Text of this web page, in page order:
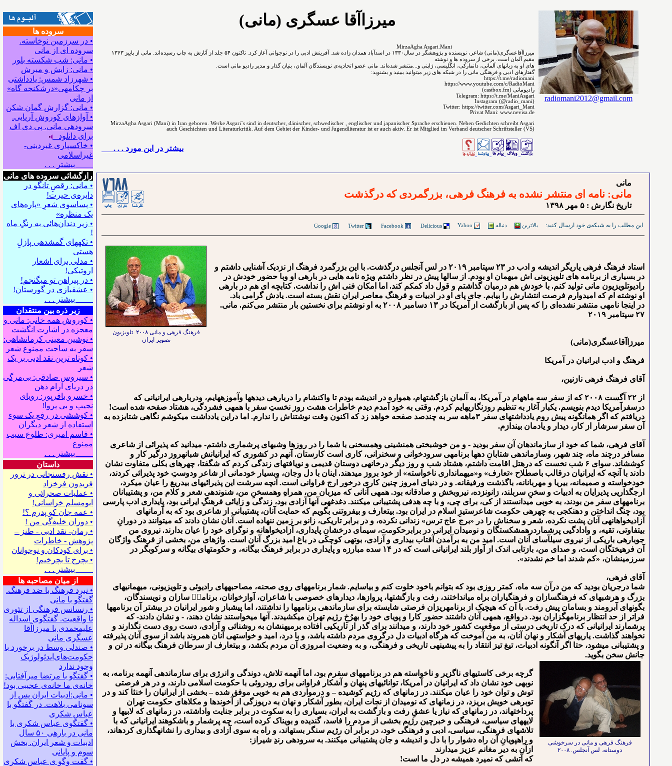
سروده ها
• در سرزمین نوخاسته.
سروده ای از مانی
• مانی: شب شکسته بلور
• مانی: زایش و میرش
• شهرزاد شمس: یادداشتی
بر چکامه‍ی«درشکنجه گاه»
از مانی
• مانی: گزارش گمان شکن
• آوازهای کوروش آریایی.
سروده‍ی مانی. پی دی اف
برای دانلود
• خاکسپاری غیردینی-
غیراسلامی
بیشتر . . .
رازگشائی سروده های مانی
• مانی: رقصِ تانگو در
دایره‌ی حیرت!
• پساسوی شعرِ «پاره‌های
یک منظره»
• زیر دندان‌هائی به رنگِ ماه
!
• تکه⁪های گمشده⁪ی پازلِ
هستی
• مدلی برای اشعار
اروتیکی!
• در پیراهن تو می⁪گنجم!
• عشقبازی در گورستان!
بیشتر . . .
زیر ذره بین منتقدان
• کوروش همه خانی: مانی و
معجزه در اشارت انگشت
• نوشین معینی کرمانشاهی:
سفر به ساحت ممنوع شعر
• کوتاه ترین نقد ادبی بر یک
شعر
• سیروس صادقی: بی‌مرگی
در دریای آرام ذهن
• خسرو باقرپور: ﺭوﻳﺎﻯ
ﻧﺠﻴﺐ ﻭ ﺑﻰ ﭘﺮﻭﺍ!
• کوششی در رفع یک سوء
استفاده از شعر دیگران
• قاسم امیری: طلوع سیب
ممنوع
بیشتر . . .
داستان
• نقش رفسنجانی در ترور
فریدون فرخزاد
• عملیات صحرائی و
ابومسلم خراسانی!
• ﻋﻤﻪ ﺟﺎﻥ ﻛﻮ ﭘﺪﺭﻡ ؟!
• ﺩﻭﺭﺍﻥ ﺧﻠﻴﻔگی ﻣﻦ !
• رمان- نقد ادبی - طنز –
پژوهش - خاطرات
• ﺑﺮﺍﻯ ﻛﻮﺩﻛﺎﻥ ﻭ ﻧﻮﺟﻮﺍﻧﺎﻥ
• بچرخ تا بچرخیم!
بیشتر . . .
از میان مصاحبه ها
• نبرد فرهنگ با ضد فرهنگ.
گفتگو با ﻣﺎﻧﻰ
• رنسانس فرهنگی ‌از تئوری
‌تا واقعیت. گفتگوی اسداله
علیمحمدی با میرزاآقا
عسگری ‌مانی
• صندلی وسط در برخورد با
حکومت‌های‌ایدئولوژیک
وجود ندارد
• گفتگو با مرتضا میرآفتابی:
ﺧﺎﻧﻪﻯ ﻣﺎ ﺧﺎﻧﻪﻯ ﻋﺠﻴﺒﻰ ﺑﻮﺩ!
• مانی:ادبیات ایران پس از
سونامی بلاهت. در گفتگو با
عباس شکری
• گفتگوی عباس شکری با
مانی در باره‍ی ۵۰ سال
ادبیات و شعر ایران. بخش
سوم و پایانی
• گفت وگو ی عباس شکری
radiomani2012@gmail.com
میرزاآقا عسگری (مانی)
ﻣﻴﺮﺯﺍﺁﻗﺎﻋﺴگرﻯ(ﻣﺎﻧﻰ) شاعر، نویسنده و پژوهشگر ﺩﺭ ﺳﺎﻝ۱۳۳۰ در اسدآباد همدان ﺯﺍﺩﻩ ﺷﺪ. ﺁﻓﺮﻳﻨﺶ ﺍﺩﺑﻰ ﺭﺍ ﺩﺭ ﻧﻮﺟﻮﺍﻧﻰ ﺁﻏﺎﺯ ﻛﺮﺩ. ﺗﺎﻛﻨﻮﻥ ۵۴ ﺟﻠﺪ ﺍﺯ ﺁﺛﺎﺭﺵ ﺑﻪ ﭼﺎﭖ ﺭﺳﻴﺪه‌اﻧﺪ. مانی از ﭘﺎﻳﻴﺰ ۱۳۶۳
مقیم ﺁﻟﻤﺎﻥ است. برخی از سروده ⁯⁯⁯⁯ها و نوشته
های ﺍﻭ ﺑﻪ ﺯﺑﺎﻧ‌‌ﻬﺎﻯ آلمانی، دانمارکی، انگلیسی، ژاپنی و...ﻣﻨﺘﺸﺮ ﺷﺪﻩ⁯اند. مانی عضو اتحادیه‌ی نویسندگان آلمان، بنیان گذار و مدیر رادیو مانی است.
گفتارهای ادبی و فرهنگی مانی را در شبکه های زیر میتوانید ببینید و بشنوید:
https://t.me/radiomani
https://www.youtube.com/c/RadioMani
رادیومانی (castbox.fm)
Telegram: https://t.me/ManiAsgari
Instagram (@radio_mani)
Twitter: https://twitter.com/Asgari_Mani
Privat Mani: www.nevisa.de
MirzaAgha Asgari (Mani) in Iran geboren. Werke Asgari´s sind in deutscher, dänischer, schwedischer , englischer und japanischer Sprache erschienen. Neben Gedichten schreibt Asgari
auch Geschichten und Literaturkritik. Auf dem Gebiet der Kinder- und Jugendliteratur ist er auch aktiv. Er ist Mitglied im Verband deutscher Schriftsteller (VS)
بيشتر در این مورد . . .
مانی
مانی: نامه ای منتشر نشده به فرهنگ فرهی، بزرگمردی که درگذشت
تاريخ نگارش : ۵ مهر ۱٣۹٨
این مطلب را به شبکه‌ی خود ارسال کنید: بالاترین دنباله Delicious
Twitter
Google
فرهنگ فرهی و مانی ۲۰۰۸ .تلویزیون
تصویر ایران
استاد فرهنگ فرهی یاریگر اندیشه و ادب در ۲۳ سپتامبر ۲۰۱۹ در لس آنجلس درگذشت. با این بزرگمرد فرهنگ از نزدیک آشنایی داشتم و
در بسیاری از برنامه های تلویزیونی اش میهمان او بودم. از سالها پیش در نظر داشتم ویژه نامه هایی در باره‍ی او وبا حضور خودش در
رادیوتلویزیون مانی تولید کنم. با خودش هم درمیان گذاشتم و قول داد کمکم کند. اما امکان فنی اش را نداشت. کتابچه ای هم در باره‍ی
او نوشته ام که امیدوارم فرصت انتشارش را بیابم. جای پای او در ادبیات و فرهنگ معاصر ایران نقش بسته است. یادش گرامی باد.
در اینجا نامه‍ی منتشر نشده‌ای را که پس از بازگشت از آمریکا در ۱۳ دسامبر ۲۰۰۸ به او نوشتم برای نخستین بار منتشر می‌کنم. مانی.
۲۷ سپتامبر ۲۰۱۹
میرزاآقاعسگری(مانی)
فرهنگ و ادب ایرانیان در آمریکا
آقای فرهنگ فرهی نازنین،
از ۲۲ آگست ۲۰۰۸ که از سفر سه ماهه⁯ام در آمریکا، به آلمان بازگشته⁯ام، همواره در اندیشه بودم تا واکنش⁯ام را درباره⁯ی دیده⁯ها وآموزه⁯هایم، ودرباره⁯ی ایرانیانی که
درسفرآمریکا دیدم بنویسم. یک⁯بار آغاز به تنظیم روزنگاری⁯هایم کردم. وقتی به خود آمدم دیدم خاطرات هشت روز نخستِ سفر با همه⁯ی فشردگی، هشتاد صفحه شده است!
دریافتم که اگر همان⁯گونه پیش روم یادداشت⁯های سفر ۳⁯ماهه سر به چندصد صفحه خواهد زد که اکنون وقت نوشتن⁯اش را ندارم. اما دراین یادداشت می⁯کوشم نگاهی شتابزده به
آن سفر سرشار از کار، دیدار و یادمان بیندازم.
آقای فرهی، شما که خود از سازماندهان آن سفر بودید - و من خوشبختی هم⁯نشینی وهم⁯سخنی با شما را در روزها وشب⁯های پرشماری داشتم- می⁯دانید که پذیرائی از شاعری
مسافر درچند ماه، چند شهر، وسازماندهی شتابانِ ده⁯ها برنامه⁯ی سرودخوانی و سخنرانی، کاری است کارستان. آن⁯هم در کشوری که ایرانیانش شبانه⁯روز درگیر کار و
کوشش⁯اند. سوای ۶ شب نخست که درهتل اقامت داشتم، هشتاد شب و روز دیگر درخانه⁯ی دوستان قدیمی و نویافته⁯ای زندگی کردم که شگفتا، چهره⁯ای بکلی متفاوت نشان
دادند با آنچه که ایرانیان درقالب باصطلاح «تعارف» و«میهمانداری ناخواسته» از خود بروز می⁯دهند. اینان با دل وجان، وبسیار خودمانی از شاعر ودوستِ خود پذیرائی کردند،
خودخواسته و صمیمانه، بی⁯ریا و مهربانانه، باگذشت ورفیقانه. و در دنیای امروز چنین کاری درخور ارج فراوانی است. آنچه سرشت این پذیرائی⁯های بی⁯دریغ را عیان می⁯کرد،
ارجگذاری⁯ی پذیرایان به ادبیات و سخنِ سربلند، زانونزده، نیروبخش و صادقانه بود. همه⁯ی آنانی که میزبان من، همراهِ وهم⁯سخنِ من، شنونده⁯ی شعر و کلام من، و پشتیبانان
برنامه⁯های سفر من بودند، به خوبی می⁯دانستند از کی، برای چی، و با چه هدفی پشتیبانی می⁯کنند. دغدغه⁯ی آن⁯ها آزادی بود، زندگی و زایائی فرهنگِ ایرانی بود، پایداری ادب پارسی
بود، چنگ انداختن و دهن⁯کجی به چهره⁯ی حکومت شاعرستیزِ اسلام در ایران بود. بی⁯تعارف و بی⁯فروتنی بگویم که حمایت آنان، پشتیبانی از شاعری بود که به آرمان⁯های
آزادیخواهانه⁯ی آنان پشت نکرده، شعر و سخن⁯اش را در «برج عاج ترس» زندانی نکرده، و در برابر تاریکی، زانو بر زمین ننهاده است. آنان نشان دادند که می⁯توانند در دورانِ
بی⁯تفاوتی، تقیه، و وادادگی⁯ی پرشماردرهم⁯شکستگان و نومیدان ایرانی در برابرحکومت، سیمای درخشانِ پایداری، آزادیخواهانه و نوگرای خود را عیان بدارند. نیروی من
جوباره⁯ی باریکی از نیروی سیل⁯آسای آنان است. امید من به برآمدن آفتاب بیداری و آزادی، بوته⁯ی کوچکی در باغ امید بزرگ آنان است. واژ⁯های من، بخشی از فرهنگ واژگان
آن فرهیختگان است، و صدای من، بازتابی اندک از آواز بلند ایرانیانی است که در ۱۴ سده مبارزه و پایداری در برابر فرهنگ بیگانه، و حکومت⁯های بیگانه و سرکوبگر در
سرزمینشان، «کم شدند اما خم نشدند».
آقای فرهی،
شما درجریان بودید که من درآن سه ماه، کمتر روزی بود که بتوانم باخود خلوت کنم و بیاسایم. شمار برنامه⁯های روی صحنه، مصاحبه⁯های رادیوئی و تلویزیونی، میهمانی⁯های
بزرگ و هرشبه⁯ای که فرهنگ⁯سازان و فرهنگ⁯یاران براه⁯ می⁯انداختند، رفت و بازگشت⁯ها، پروازها، دیدارهای خصوصی با شاعران، آوازخوانان، برنامهٜ سازان و نویسندگان،
بگونه⁯ای آبرومند و بسامان پیش رفت. با آن که هیچ⁯یک از برنامه⁯ریزان فرصتی شایسته برای سازماندهی برنامه⁯ها را نداشتند، اما پیشباز و شور ایرانیان در بیشتر آن برنامه⁯ها
فراتر از حد انتظار برنامه⁯گزاران بود. درواقع، همه⁯ی آنان داشتند حضور کارا و پویای خود را به⁯رُخِ رژیم تهران می⁯کشیدند. آن⁯ها می⁯خواستند نشان دهند، - و نشان دادند- که
پرشمارند ایرانیانی که درک تاریخی درستی از موقعیت کشور خود دارند، و می⁯دانند برای گذر از تاریکی⁯ی افتاده برمیهنشان به روشنائی و آزادی، دست روی دست نگذارند و
نخواهند گذاشت. یاری⁯های آشکار و نهان آنان، به من آموخت که هرگاه ادبیات دل درگروی مردم داشته باشد، و با درد، امید و خواسته⁯ی آنان همروند باشد از سوی آنان پذیرفته
و پشتیبانی می⁯شود، حتا اگر آن⁯گونه ادبیات، تیغ تیز انتقاد را به پیشینه⁯ی تاریخی و فرهنگی، و به وضعیت امروزی آن مردم بکشد، و بی⁯تعارف از سرطان فرهنگ بیگانه⁯ در تن و
جانش سخن بگوید.
فرهنگ فرهی و مانی در سرخوشی
دوستانه. لس آنجلس. ۲۰۰۸
گرچه برخی کاستی⁯های ناگزیر و ناخواسته هم در برنامه⁯های سفرم بود، اما آن⁯همه تلاش، دوندگی و انرژی برای سازماندهی آن⁯همه برنامه، به
نوبه⁯ی خود نشان داد که ایرانیان در آمریکا، توانائی⁯های پنهان و آشکار فراوانی برای رودروئی با حکومت اسلامی دارند، و در هر فرصتی
توش و توان خود را عیان می⁯کنند. در زمانه⁯ای که رژیم کوشیده – و درمواردی هم به خوبی موفق شده – بخشی از ایرانیان را خنثا کند و در
توبره⁯ی خویش بریزد، در زمانه⁯ای که نومیدان از نجات ایران، بطور آشکار و نهان به دریوزگی از آخوندها و مکلاهای حکومت تهران
پرداخته⁯اند، در زمانه⁯ای که نیاز یا عشقِ رفت و بازگشت به ایران، بسیاری را به سکوت در برابر جنایت واداشته، در زمانه⁯ای که لابی⁯ها و
لایه⁯های سیاسی، فرهنگی و خبرچین رژیم بخشی از مردم را فاسد، گندیده و بویناک کرده است، چه پرشمار و باشکوهند ایرانیانی که با
تلاش⁯های فرهنگی، سیاسی، ادبی و فرهنگی خود، در برابر آن رژیم سنگر بسته⁯اند، و راه به سوی آزادی و بیداری را نشانه⁯گذاری کرده⁯اند،
و راهپویانِ آن راه دشوار را با دل و اندیشه و جان پشتیبانی می⁯کنند. به سروده⁯ی رندِ شیراز:
ازآن به دیر مغانم عزیز می⁯دارند
که آتشی که نمیرد همیشه در دل ما است!